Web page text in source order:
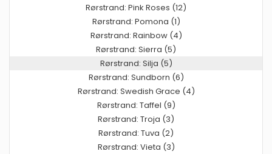
Rørstrand: Pink Roses (12)
Rørstrand: Pomona (1)
Rørstrand: Rainbow (4)
Rørstrand: Sierra (5)
Rørstrand: Silja (5)
Rørstrand: Sundborn (6)
Rørstrand: Swedish Grace (4)
Rørstrand: Taffel (9)
Rørstrand: Troja (3)
Rørstrand: Tuva (2)
Rørstrand: Vieta (3)